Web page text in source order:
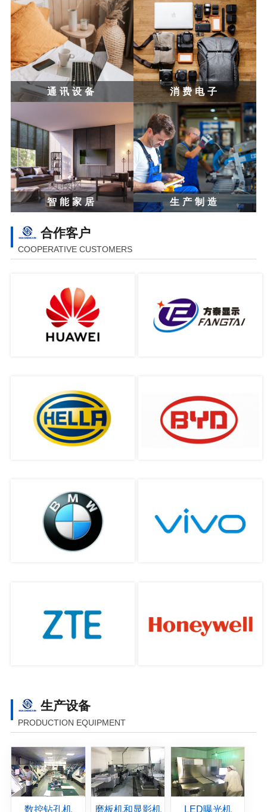
通讯设备 消费电子
智能家居 生产制造
合作客户
COOPERATIVE CUSTOMERS
生产设备
PRODUCTION EQUIPMENT
数控钻孔机 磨板机和显影机 LED曝光机